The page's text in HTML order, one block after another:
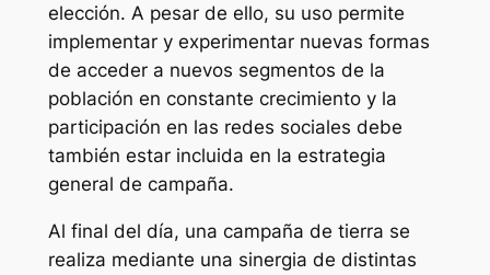
elección. A pesar de ello, su uso permite
implementar y experimentar nuevas formas
de acceder a nuevos segmentos de la
población en constante crecimiento y la
participación en las redes sociales debe
también estar incluida en la estrategia
general de campaña.
Al final del día, una campaña de tierra se
realiza mediante una sinergia de distintas